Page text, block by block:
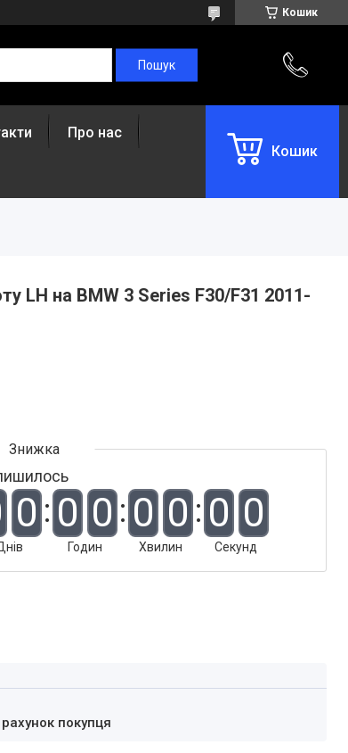
Кошик
Про нас
Кошик
LH на BMW 3 Series F30/F31 2011-
0 0 0
Годин
0 0
Хвилин
0 0
Секунд
покупця